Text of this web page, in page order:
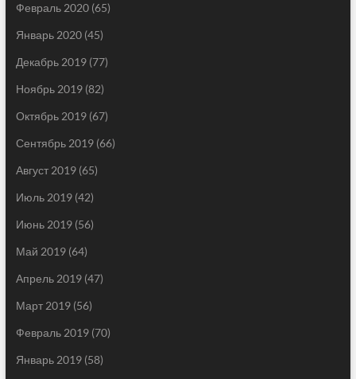
Февраль 2020(65)
Январь 2020(45)
Декабрь 2019(77)
Ноябрь 2019(82)
Октябрь 2019(67)
Сентябрь 2019(66)
Август 2019(65)
Июль 2019(42)
Июнь 2019(56)
Май 2019(64)
Апрель 2019(47)
Март 2019(56)
Февраль 2019(70)
Январь 2019(58)